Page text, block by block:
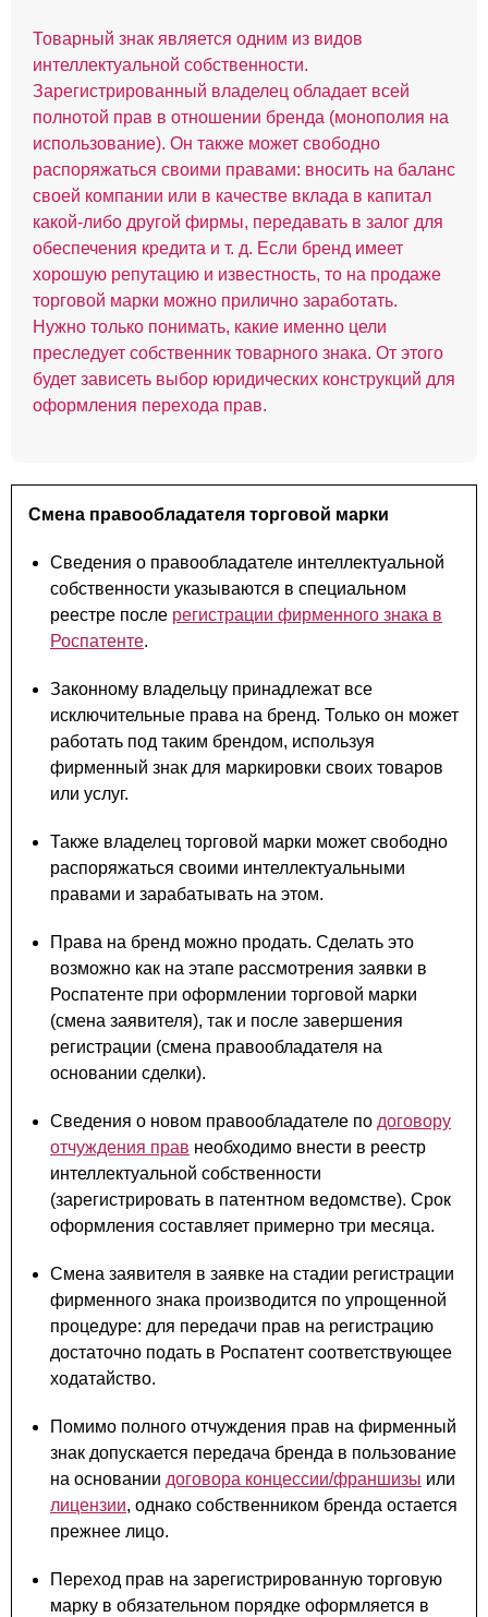
Товарный знак является одним из видов
интеллектуальной собственности.
Зарегистрированный владелец обладает всей
полнотой прав в отношении бренда (монополия на
использование). Он также может свободно
распоряжаться своими правами: вносить на баланс
своей компании или в качестве вклада в капитал
какой-либо другой фирмы, передавать в залог для
обеспечения кредита и т. д. Если бренд имеет
хорошую репутацию и известность, то на продаже
торговой марки можно прилично заработать.
Нужно только понимать, какие именно цели
преследует собственник товарного знака. От этого
будет зависеть выбор юридических конструкций для
оформления перехода прав.
Смена правообладателя торговой марки
Сведения о правообладателе интеллектуальной
собственности указываются в специальном
реестре после регистрации фирменного знака в
Роспатенте.
Законному владельцу принадлежат все
исключительные права на бренд. Только он может
работать под таким брендом, используя
фирменный знак для маркировки своих товаров
или услуг.
Также владелец торговой марки может свободно
распоряжаться своими интеллектуальными
правами и зарабатывать на этом.
Права на бренд можно продать. Сделать это
возможно как на этапе рассмотрения заявки в
Роспатенте при оформлении торговой марки
(смена заявителя), так и после завершения
регистрации (смена правообладателя на
основании сделки).
Сведения о новом правообладателе по договору
отчуждения прав необходимо внести в реестр
интеллектуальной собственности
(зарегистрировать в патентном ведомстве). Срок
оформления составляет примерно три месяца.
Смена заявителя в заявке на стадии регистрации
фирменного знака производится по упрощенной
процедуре: для передачи прав на регистрацию
достаточно подать в Роспатент соответствующее
ходатайство.
Помимо полного отчуждения прав на фирменный
знак допускается передача бренда в пользование
на основании договора концессии/франшизы или
лицензии, однако собственником бренда остается
прежнее лицо.⁠
Переход прав на зарегистрированную торговую
марку в обязательном порядке оформляется в